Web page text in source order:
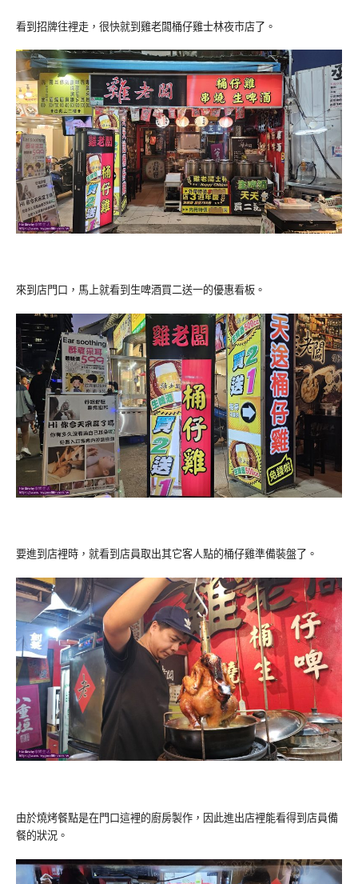
看到招牌往裡走，很快就到雞老闆桶仔雞士林夜市店了。
來到店門口，馬上就看到生啤酒買二送一的優惠看板。
要進到店裡時，就看到店員取出其它客人點的桶仔雞準備裝盤了。
由於燒烤餐點是在門口這裡的廚房製作，因此進出店裡能看得到店員備
餐的狀況。